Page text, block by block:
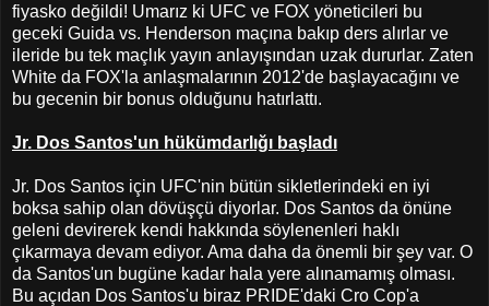
fiyasko değildi! Umarız ki UFC ve FOX yöneticileri bu
geceki Guida vs. Henderson maçına bakıp ders alırlar ve
ileride bu tek maçlık yayın anlayışından uzak dururlar. Zaten
White da FOX'la anlaşmalarının 2012'de başlayacağını ve
bu gecenin bir bonus olduğunu hatırlattı.
Jr. Dos Santos'un hükümdarlığı başladı
Jr. Dos Santos için UFC'nin bütün sikletlerindeki en iyi
boksa sahip olan dövüşçü diyorlar. Dos Santos da önüne
geleni devirerek kendi hakkında söylenenleri haklı
çıkarmaya devam ediyor. Ama daha da önemli bir şey var. O
da Santos'un bugüne kadar hala yere alınamamış olması.
Bu açıdan Dos Santos'u biraz PRIDE'daki Cro Cop'a